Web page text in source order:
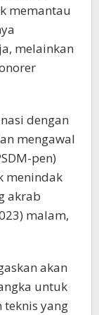
memantau
melainkan
dengan
mengawal
pen)
menindak
akrab
malam,
akan
untuk
teknis yang